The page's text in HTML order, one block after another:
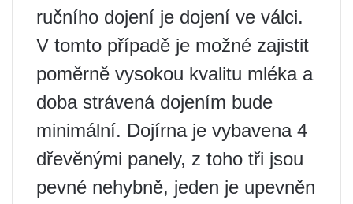
ručního dojení je dojení ve válci.
V tomto případě je možné zajistit
poměrně vysokou kvalitu mléka a
doba strávená dojením bude
minimální. Dojírna je vybavena 4
dřevěnými panely, z toho tři jsou
pevné nehybně, jeden je upevněn